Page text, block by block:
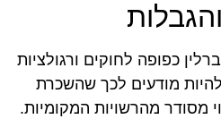
כפופה לחוקים ורגולציות
מודעים לכך שהשכרת
מסודר מהרשויות המקומיות.